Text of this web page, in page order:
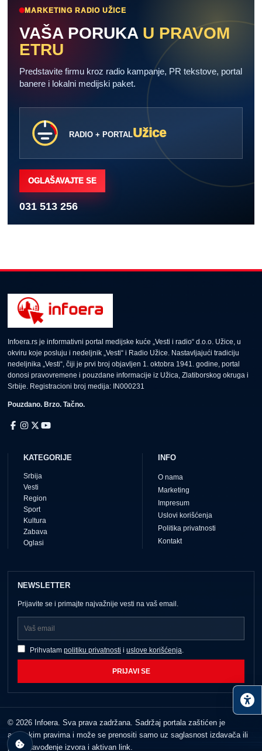
MARKETING RADIO UŽICE
VAŠA PORUKA U PRAVOM
ETRU
Predstavite firmu kroz radio kampanje, PR tekstove, portal
banere i lokalni medijski paket.
RADIO + PORTALUžice
OGLAŠAVAJTE SE
031 513 256
Infoera.rs je informativni portal medijske kuće „Vesti i radio“ d.o.o. Užice, u
okviru koje posluju i nedeljnik „Vesti“ i Radio Užice. Nastavljajući tradiciju
nedeljnika „Vesti“, čiji je prvi broj objavljen 1. oktobra 1941. godine, portal
donosi pravovremene i pouzdane informacije iz Užica, Zlatiborskog okruga i
Srbije. Registracioni broj medija: IN000231
Pouzdano. Brzo. Tačno.
KATEGORIJE
Srbija
Vesti
Region
Sport
Kultura
Zabava
Oglasi
INFO
O nama
Marketing
Impresum
Uslovi korišćenja
Politika privatnosti
Kontakt
NEWSLETTER
Prijavite se i primajte najvažnije vesti na vaš email.
Prihvatam politiku privatnosti i uslove korišćenja
PRIJAVI SE
© 2026 Infoera. Sva prava zadržana. Sadržaj portala zaštićen je
autorskim pravima i može se prenositi samo uz saglasnost izdavača ili
jasno navođenje izvora i aktivan link.